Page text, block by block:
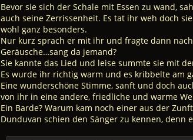
Bevor sie sich der Schale mit Essen zu wand,
auch seine Zerrissenheit. Es tat ihr weh doch
wohl ganz besonders.
Nur kurz sprach er mit ihr und fragte dann
Geräusche…sang da jemand?
Sie kannte das Lied und leise summte sie mit
Es wurde ihr richtig warm und es kribbelte am
Eine wunderschöne Stimme, sanft und doch
von ihr in eine andere, friedliche und warme
Ein Barde? Warum kam noch einer aus der
Dunduvan schien den Sänger zu kennen,